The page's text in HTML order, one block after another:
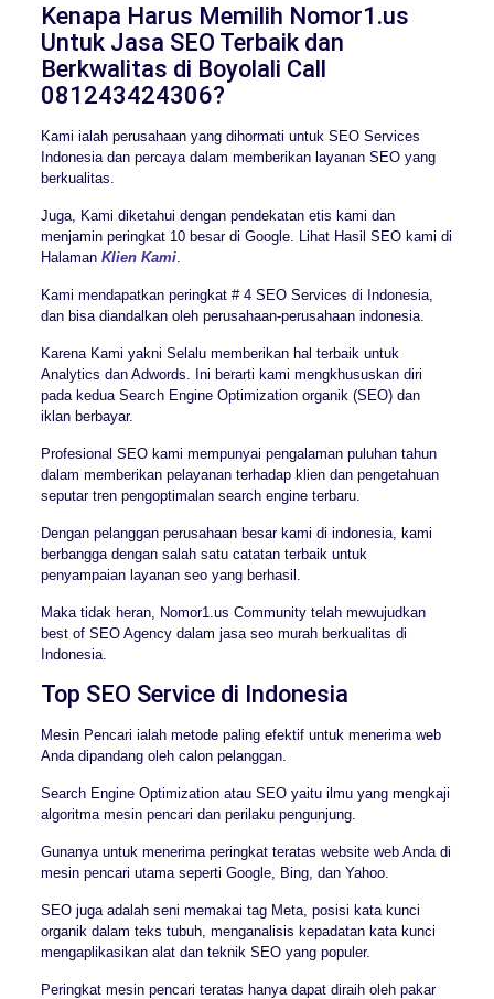
Kenapa Harus Memilih Nomor1.us
Untuk Jasa SEO Terbaik dan
Berkwalitas di Boyolali Call
081243424306?
Kami ialah perusahaan yang dihormati untuk SEO Services
Indonesia dan percaya dalam memberikan layanan SEO yang
berkualitas.
Juga, Kami diketahui dengan pendekatan etis kami dan
menjamin peringkat 10 besar di Google. Lihat Hasil SEO kami di
Halaman Klien Kami.
Kami mendapatkan peringkat # 4 SEO Services di Indonesia,
dan bisa diandalkan oleh perusahaan-perusahaan indonesia.
Karena Kami yakni Selalu memberikan hal terbaik untuk
Analytics dan Adwords. Ini berarti kami mengkhususkan diri
pada kedua Search Engine Optimization organik (SEO) dan
iklan berbayar.
Profesional SEO kami mempunyai pengalaman puluhan tahun
dalam memberikan pelayanan terhadap klien dan pengetahuan
seputar tren pengoptimalan search engine terbaru.
Dengan pelanggan perusahaan besar kami di indonesia, kami
berbangga dengan salah satu catatan terbaik untuk
penyampaian layanan seo yang berhasil.
Maka tidak heran, Nomor1.us Community telah mewujudkan
best of SEO Agency dalam jasa seo murah berkualitas di
Indonesia.
Top SEO Service di Indonesia
Mesin Pencari ialah metode paling efektif untuk menerima web
Anda dipandang oleh calon pelanggan.
Search Engine Optimization atau SEO yaitu ilmu yang mengkaji
algoritma mesin pencari dan perilaku pengunjung.
Gunanya untuk menerima peringkat teratas website web Anda di
mesin pencari utama seperti Google, Bing, dan Yahoo.
SEO juga adalah seni memakai tag Meta, posisi kata kunci
organik dalam teks tubuh, menganalisis kepadatan kata kunci
mengaplikasikan alat dan teknik SEO yang populer.
Peringkat mesin pencari teratas hanya dapat diraih oleh pakar